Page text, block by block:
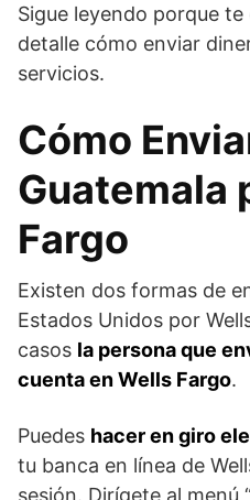
Sigue leyendo porque
detalle cómo enviar
servicios.
Cómo
Guatemala
Fargo
Existen dos formas de
Estados Unidos por
casos la persona que
cuenta en Wells Fargo.
Puedes hacer en giro
tu banca en línea de
sesión. Dirígete al menú